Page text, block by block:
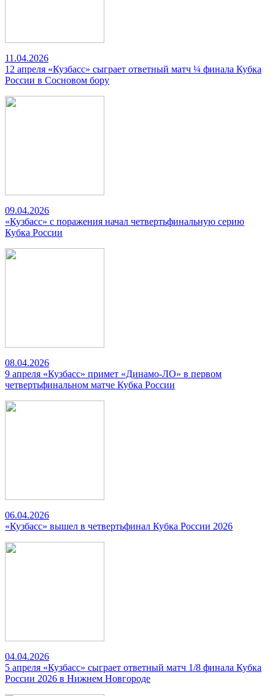
11.04.2026
12 апреля «Кузбасс» сыграет ответный матч ¼ финала Кубка
России в Сосновом бору
09.04.2026
«Кузбасс» с поражения начал четвертьфинальную серию
Кубка России
08.04.2026
9 апреля «Кузбасс» примет «Динамо-ЛО» в первом
четвертьфинальном матче Кубка России
06.04.2026
«Кузбасс» вышел в четвертьфинал Кубка России 2026
04.04.2026
5 апреля «Кузбасс» сыграет ответный матч 1/8 финала Кубка
России 2026 в Нижнем Новгороде